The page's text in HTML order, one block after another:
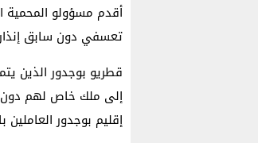
أقدم مسؤولو المحمية
تعسفي دون سابق
قطريو بوجدور الذين
إلى ملك خاص لهم دون
إقليم بوجدور العاملين